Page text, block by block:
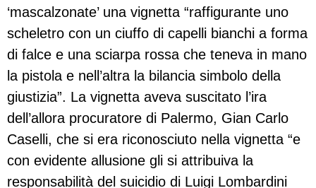
‘mascalzonate’ una vignetta “raffigurante uno
scheletro con un ciuffo di capelli bianchi a forma
di falce e una sciarpa rossa che teneva in mano
la pistola e nell’altra la bilancia simbolo della
giustizia”. La vignetta aveva suscitato l’ira
dell’allora procuratore di Palermo, Gian Carlo
Caselli, che si era riconosciuto nella vignetta “e
con evidente allusione gli si attribuiva la
responsabilità del suicidio di Luigi Lombardini